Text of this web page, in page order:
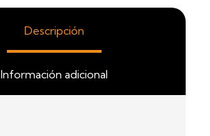
Descripción
Información adicional